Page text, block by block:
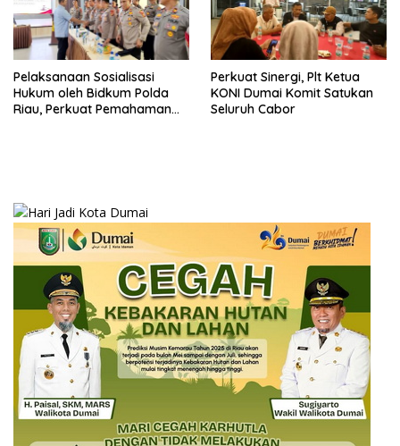
Pelaksanaan Sosialisasi
Hukum oleh Bidkum Polda
Riau, Perkuat Pemahaman
Perkuat Sinergi, Plt Ketua
KONI Dumai Komit Satukan
Seluruh Cabor